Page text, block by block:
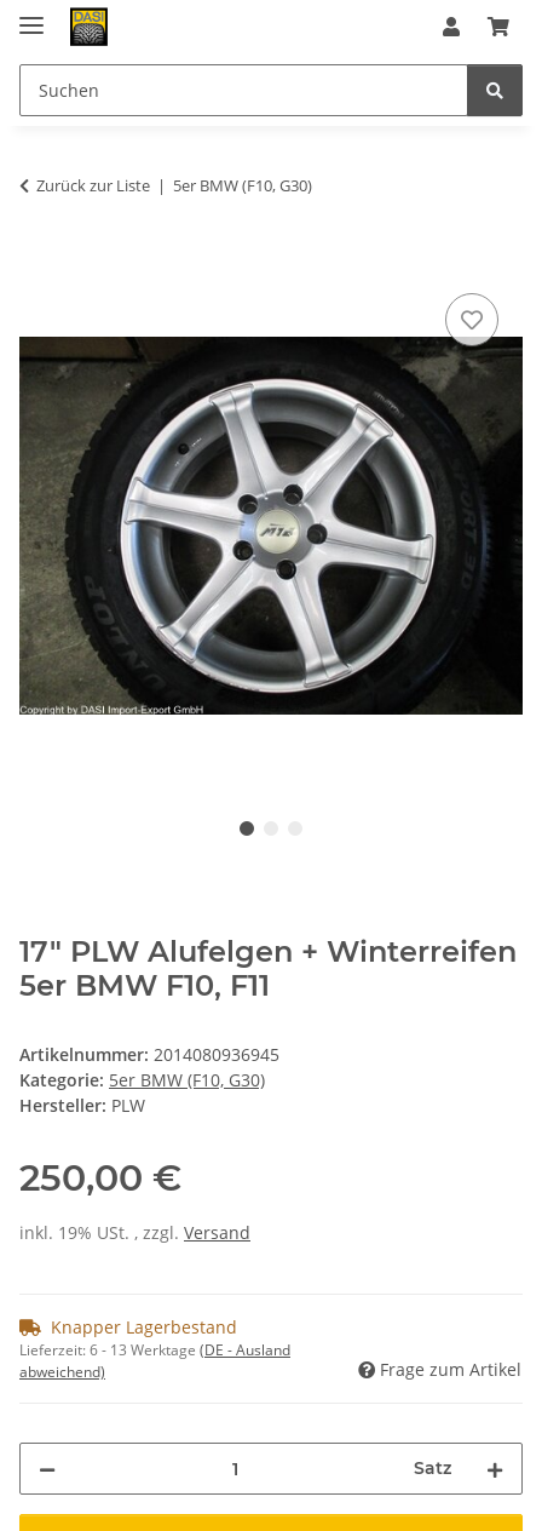
Zurück zur Liste 5er BMW (F10, G30)
17" PLW Alufelgen + Winterreifen
5er BMW F10, F11
Artikelnummer: 2014080936945
Kategorie: 5er BMW (F10, G30)
Hersteller: PLW
250,00 €
inkl. 19% USt. , zzgl. Versand
Knapper Lagerbestand
Lieferzeit:6 - 13 Werktage (DE - Ausland
abweichend)
Frage zum Artikel
Satz